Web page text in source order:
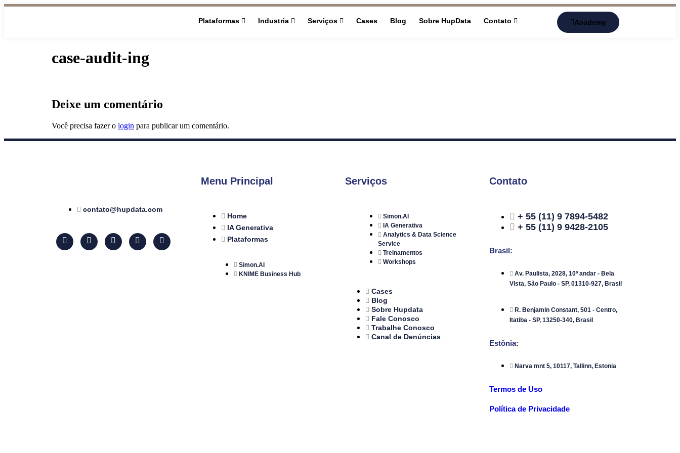
Plataformas Industria Serviços Cases Blog Sobre HupData Contato Academy
case-audit-ing
Deixe um comentário
Você precisa fazer o login para publicar um comentário.
contato@hupdata.com
Menu Principal
Home
IA Generativa
Plataformas
Simon.AI
KNIME Business Hub
Serviços
Simon.AI
IA Generativa
Analytics & Data Science
Service
Treinamentos
Workshops
Cases
Blog
Sobre Hupdata
Fale Conosco
Trabalhe Conosco
Canal de Denúncias
Contato
+ 55 (11) 9 7894-5482
+ 55 (11) 9 9428-2105
Brasil:
Av. Paulista, 2028, 10º andar - Bela
Vista, São Paulo - SP, 01310-927, Brasil
R. Benjamin Constant, 501 - Centro,
Itatiba - SP, 13250-340, Brasil
Estônia:
Narva mnt 5, 10117, Tallinn, Estonia
Termos de Uso
Política de Privacidade